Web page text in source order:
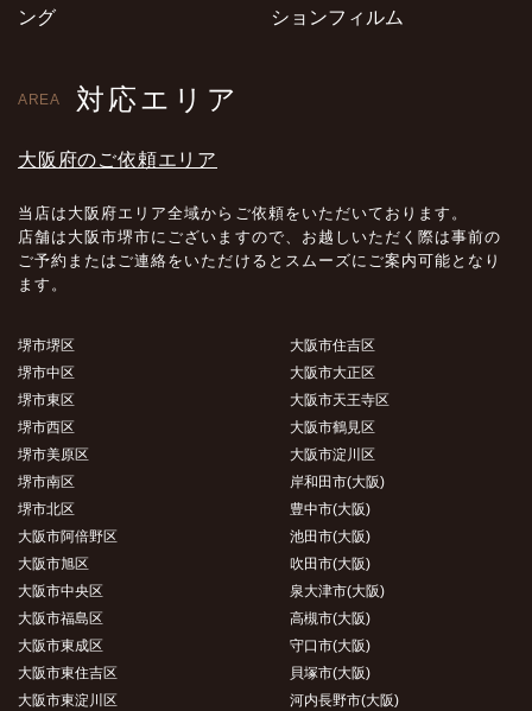
ング
ションフィルム
AREA 対応エリア
大阪府のご依頼エリア
当店は大阪府エリア全域からご依頼をいただいております。
店舗は大阪市堺市にございますので、お越しいただく際は事前の
ご予約またはご連絡をいただけるとスムーズにご案内可能となり
ます。
堺市堺区
堺市中区
堺市東区
堺市西区
堺市美原区
堺市南区
堺市北区
大阪市阿倍野区
大阪市旭区
大阪市中央区
大阪市福島区
大阪市東成区
大阪市東住吉区
大阪市東淀川区
大阪市住吉区
大阪市大正区
大阪市天王寺区
大阪市鶴見区
大阪市淀川区
岸和田市(大阪)
豊中市(大阪)
池田市(大阪)
吹田市(大阪)
泉大津市(大阪)
高槻市(大阪)
守口市(大阪)
貝塚市(大阪)
河内長野市(大阪)